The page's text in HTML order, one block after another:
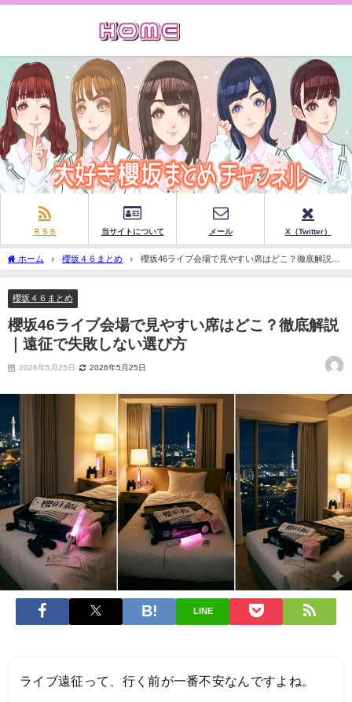
ＲＳＳ 当サイトについて メール X（Twitter）
ホーム 櫻坂４６まとめ
櫻坂46ライブ会場で見やすい席はどこ？徹底解説｜
遠征で失敗しない選び方
櫻坂４６まとめ
櫻坂46ライブ会場で見やすい席はどこ？徹底解説
｜遠征で失敗しない選び方
2026年5月25日 2026年5月25日
LINE
ライブ遠征って、行く前が一番不安なんですよね。